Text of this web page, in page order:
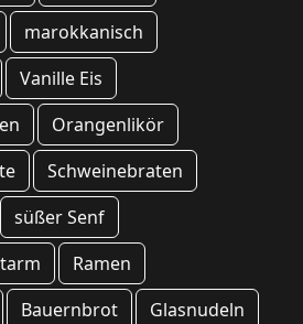
marokkanisch
Vanille Eis
Orangenlikör
Schweinebraten
süßer Senf
Ramen
Bauernbrot
Glasnudeln